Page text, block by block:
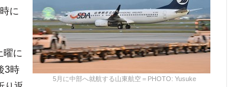
5月に中部へ就航する山東航空＝PHOTO: Yusuke
に
に
3時